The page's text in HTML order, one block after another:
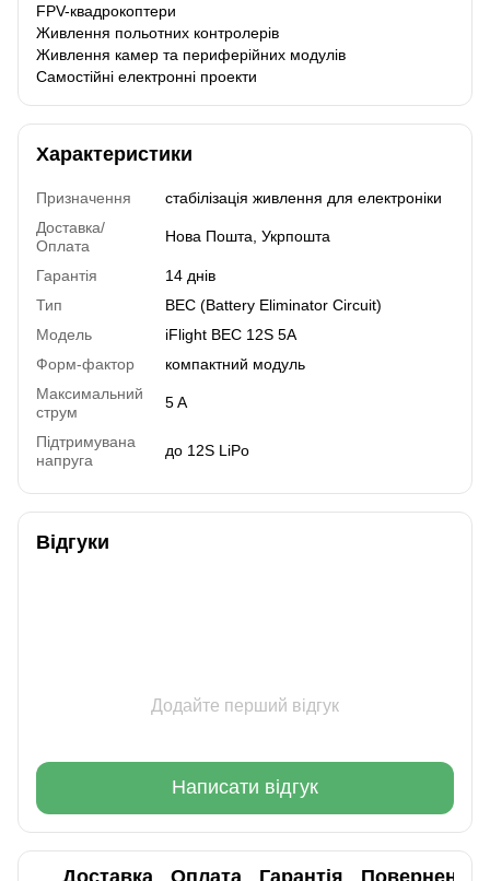
FPV-квадрокоптери
Живлення польотних контролерів
Живлення камер та периферійних модулів
Самостійні електронні проекти
Характеристики
Призначення
стабілізація живлення для електроніки
Доставка/
Оплата
Нова Пошта, Укрпошта
Гарантія
14 днів
Тип
BEC (Battery Eliminator Circuit)
Модель
iFlight BEC 12S 5A
Форм-фактор
компактний модуль
Максимальний
струм
5 A
Підтримувана
напруга
до 12S LiPo
Відгуки
Додайте перший відгук
Написати відгук